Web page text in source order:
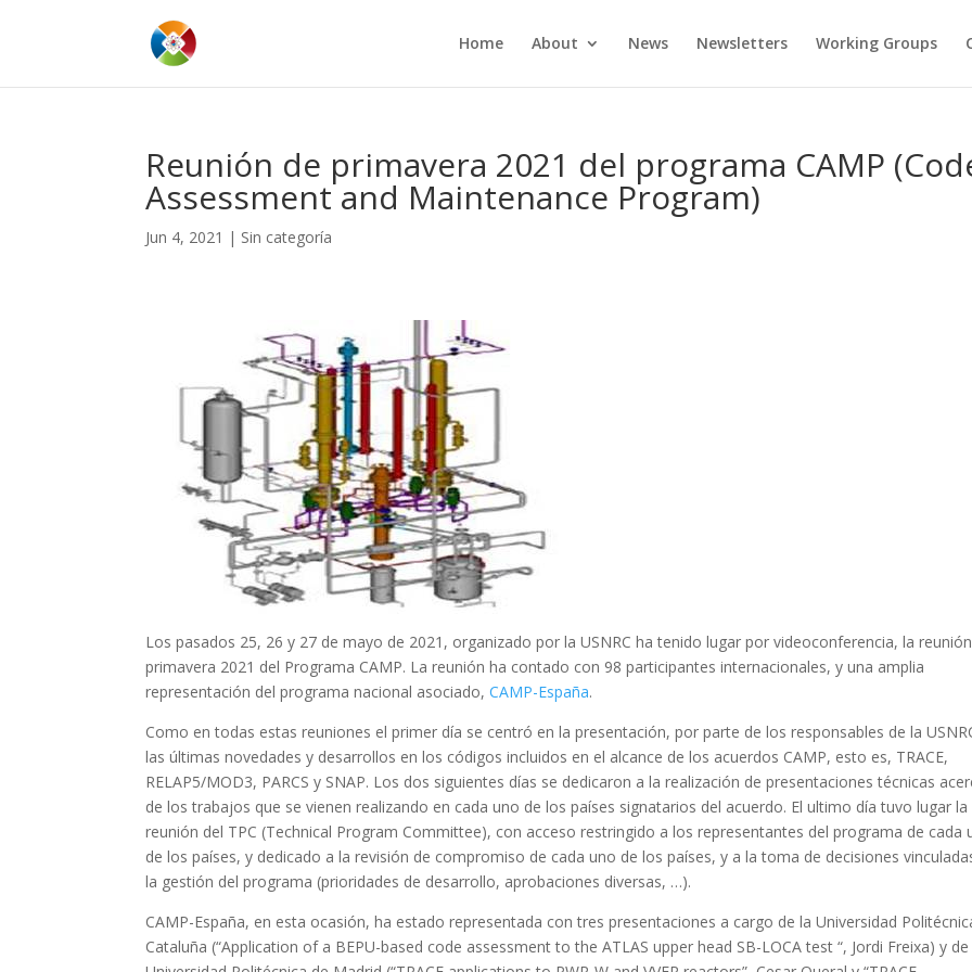
Home About News Newsletters Working Groups
Reunión de primavera 2021 del programa CAMP
Assessment and Maintenance Program)
Jun 4, 2021 | Sin categoría
Los pasados 25, 26 y 27 de mayo de 2021, organizado por la USNRC ha tenido lugar por videoconferencia, la
primavera 2021 del Programa CAMP. La reunión ha contado con 98 participantes internacionales, y una amplia
representación del programa nacional asociado,CAMP-España.
Como en todas estas reuniones el primer día se centró en la presentación, por parte de los responsables de la
las últimas novedades y desarrollos en los códigos incluidos en el alcance de los acuerdos CAMP, esto es, TRACE,
RELAP5/MOD3, PARCS y SNAP. Los dos siguientes días se dedicaron a la realización de presentaciones técnicas
de los trabajos que se vienen realizando en cada uno de los países signatarios del acuerdo. El ultimo día tuvo lugar la
reunión del TPC (Technical Program Committee), con acceso restringido a los representantes del programa de cada
de los países, y dedicado a la revisión de compromiso de cada uno de los países, y a la toma de decisiones
la gestión del programa (prioridades de desarrollo, aprobaciones diversas, …).
CAMP-España, en esta ocasión, ha estado representada con tres presentaciones a cargo de la Universidad
Cataluña (“Application of a BEPU-based code assessment to the ATLAS upper head SB-LOCA test “, Jordi Freixa) y de